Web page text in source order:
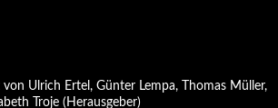
von Ulrich Ertel, Günter Lempa, Thomas Müller,
Troje (Herausgeber)